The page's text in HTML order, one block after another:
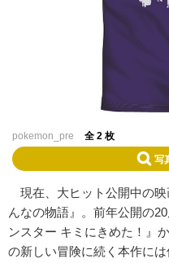
pokemon_pre 全 2 枚
写
現在、大ヒット公開中の映
んなの物語』。前年公開の
ンスター キミにきめた！』
の新しい冒険に続く本作に